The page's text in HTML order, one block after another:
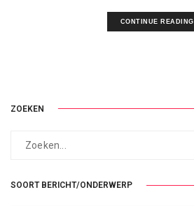
CONTINUE READING
ZOEKEN
SOORT BERICHT/ONDERWERP